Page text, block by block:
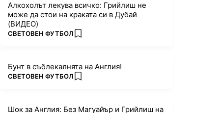
Алкохолът лекува всичко: Грийлиш не
може да стои на краката си в Дубай
(ВИДЕО)
ПОВЕЧЕ ОТ
СВЕТОВЕН ФУТБОЛ add favorites
Бунт в съблекалнята на Англия!
ПОВЕЧЕ ОТ
СВЕТОВЕН ФУТБОЛ add favorites
Шок за Англия: Без Магуайър и Грийлиш на